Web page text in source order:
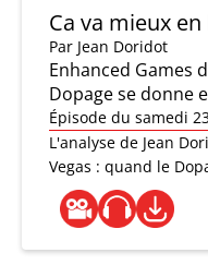
Ca va mieux
Par Jean Doridot
Enhanced Games
Dopage se donne
Épisode du samedi
L'analyse de Jean
Vegas : quand le